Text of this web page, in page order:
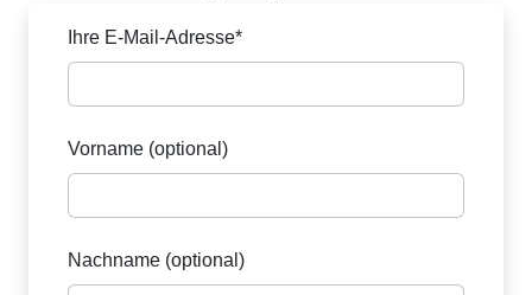
Ihre E-Mail-Adresse*
Vorname (optional)
Nachname (optional)